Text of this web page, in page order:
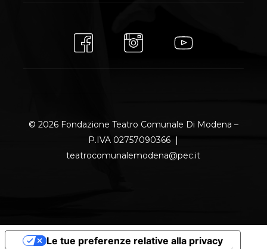
© 2026 Fondazione Teatro Comunale Di Modena –
P.IVA 02757090366 |
teatrocomunalemodena@pec.it
Le tue preferenze relative alla privacy